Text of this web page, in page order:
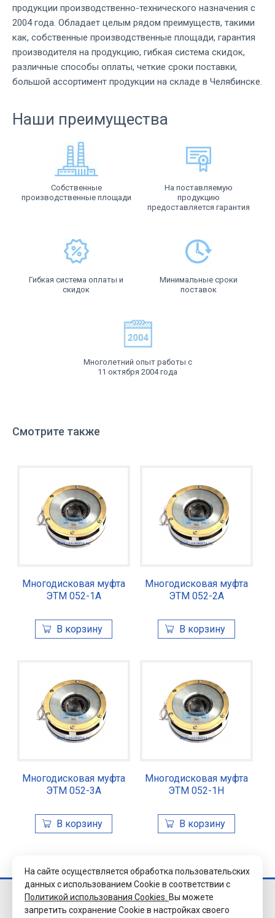
продукции производственно-технического назначения с
2004 года. Обладает целым рядом преимуществ, такими
как, собственные производственные площади, гарантия
производителя на продукцию, гибкая система скидок,
различные способы оплаты, четкие сроки поставки,
большой ассортимент продукции на складе в Челябинске.
Наши преимущества
Собственные
производственные площади
На поставляемую
продукцию
предоставляется гарантия
Гибкая система оплаты и
скидок
Минимальные сроки
поставок
Многолетний опыт работы с
11 октября 2004 года
Смотрите также
Многодисковая муфта
ЭТМ 052-1А
Многодисковая муфта
ЭТМ 052-2А
Многодисковая муфта
ЭТМ 052-3А
Многодисковая муфта
ЭТМ 052-1Н
© 2026 Завод
«Уралэлектромуфта»
На сайте осуществляется обработка пользовательских
данных с использованием Cookie в соответствии с
Политикой использования Cookies. Вы можете
запретить сохранение Cookie в настройках своего